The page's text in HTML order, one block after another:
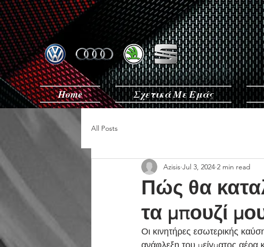
Home Σχετικά Με Εμάς
All Posts
Πώς θα
τα μπουζί
Azisis Jul 3, 2024 2 min read
Οι κινητήρες εσωτερικής